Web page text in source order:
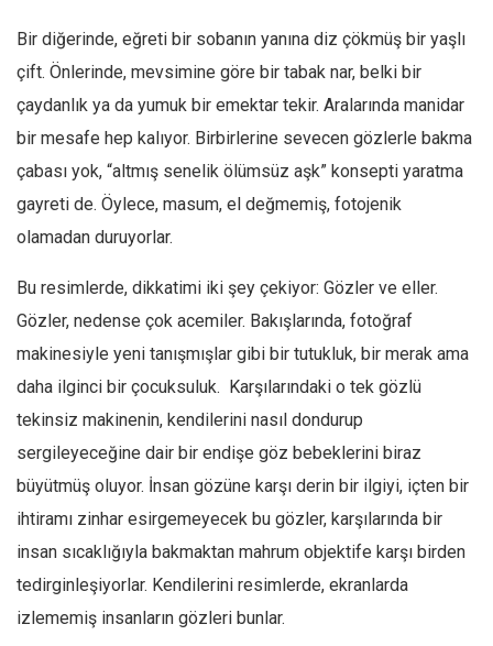
Mahmut Toptaş
Yvonne Ridley
Barış Tarımcıoğlu
Ömer Kayani
Yusuf Armağan
Selçuk Türkyılmaz
Mehmet Ali Tekin
Abir E. Nahas
Bağdagül Öz
Esra Elönü
» Yazar arşivi
Bu Sayı
Tüm Sayılar
Kategoriler
Bir diğerinde, eğreti bir sobanın yanına diz çökmüş bir yaşlı
çift. Önlerinde, mevsimine göre bir tabak nar, belki bir
çaydanlık ya da yumuk bir emektar tekir. Aralarında manidar
bir mesafe hep kalıyor. Birbirlerine sevecen gözlerle bakma
çabası yok, “altmış senelik ölümsüz aşk” konsepti yaratma
gayreti de. Öylece, masum, el değmemiş, fotojenik
olamadan duruyorlar.
Bu resimlerde, dikkatimi iki şey çekiyor: Gözler ve eller.
Gözler, nedense çok acemiler. Bakışlarında, fotoğraf
makinesiyle yeni tanışmışlar gibi bir tutukluk, bir merak ama
daha ilginci bir çocuksuluk. Karşılarındaki o tek gözlü
tekinsiz makinenin, kendilerini nasıl dondurup
sergileyeceğine dair bir endişe göz bebeklerini biraz
büyütmüş oluyor. İnsan gözüne karşı derin bir ilgiyi, içten bir
ihtiramı zinhar esirgemeyecek bu gözler, karşılarında bir
insan sıcaklığıyla bakmaktan mahrum objektife karşı birden
tedirginleşiyorlar. Kendilerini resimlerde, ekranlarda
izlememiş insanların gözleri bunlar.